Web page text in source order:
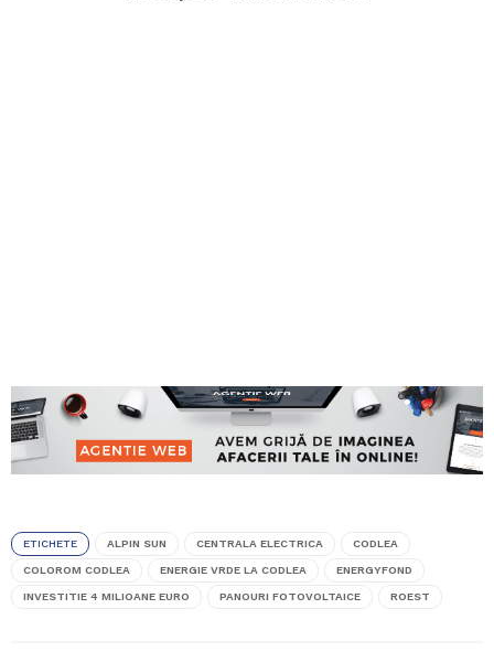
ETICHETE ALPIN SUN CENTRALA ELECTRICA CODLEA
COLOROM CODLEA ENERGIE VRDE LA CODLEA ENERGYFOND
INVESTITIE 4 MILIOANE EURO PANOURI FOTOVOLTAICE ROEST